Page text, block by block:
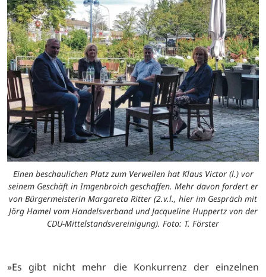
Einen beschaulichen Platz zum Verweilen hat Klaus Victor (l.) vor
seinem Geschäft in Imgenbroich geschaffen. Mehr davon fordert er
von Bürgermeisterin Margareta Ritter (2.v.l., hier im Gespräch mit
Jörg Hamel vom Handelsverband und Jacqueline Huppertz von der
CDU-Mittelstandsvereinigung). Foto: T. Förster
»Es gibt nicht mehr die Konkurrenz der einzelnen